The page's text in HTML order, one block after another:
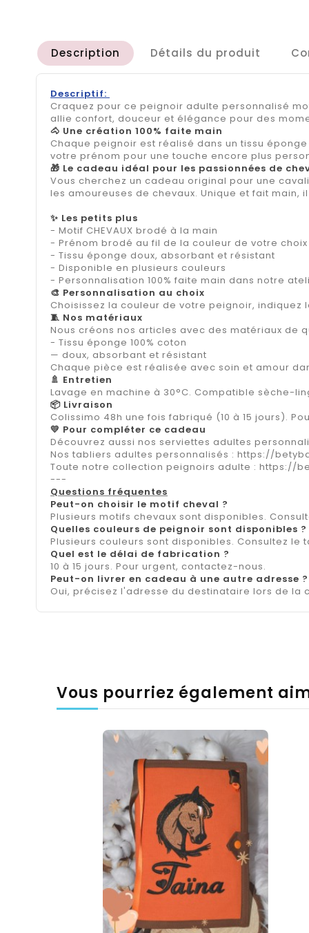
Description Détails du produit
Descriptif:
Craquez pour ce peignoir adulte personnalisé
allie confort, douceur et élégance pour des
🐴 Une création 100% faite main
Chaque peignoir est réalisé dans un tissu
votre prénom pour une touche encore plus
🎁 Le cadeau idéal pour les passionnées de
Vous cherchez un cadeau original pour une
les amoureuses de chevaux. Unique et fait main,
✨ Les petits plus
- Motif CHEVAUX brodé à la main
- Prénom brodé au fil de la couleur de votre choix
- Tissu éponge doux, absorbant et résistant
- Disponible en plusieurs couleurs
- Personnalisation 100% faite main dans notre
🎨 Personnalisation au choix
Choisissez la couleur de votre peignoir,
🧵 Nos matériaux
Nous créons nos articles avec des matériaux de
- Tissu éponge 100% coton
— doux, absorbant et résistant
Chaque pièce est réalisée avec soin et amour
🚿 Entretien
Lavage en machine à 30°C. Compatible sèche-
📦 Livraison
Colissimo 48h une fois fabriqué (10 à 15 jours).
💛 Pour compléter ce cadeau
Découvrez aussi nos serviettes adultes
Nos tabliers adultes personnalisés : https://
Toute notre collection peignoirs adulte : https://
---
Questions fréquentes
Peut-on choisir le motif cheval ?
Plusieurs motifs chevaux sont disponibles.
Quelles couleurs de peignoir sont disponibles ?
Plusieurs couleurs sont disponibles. Consultez
Quel est le délai de fabrication ?
10 à 15 jours. Pour urgent, contactez-nous.
Peut-on livrer en cadeau à une autre adresse ?
Oui, précisez l'adresse du destinataire lors de la
Vous pourriez également